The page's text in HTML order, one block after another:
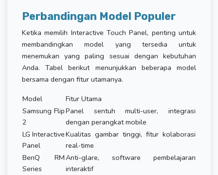
Perbandingan Model Populer
Ketika memilih Interactive Touch Panel, penting untuk
membandingkan model yang tersedia untuk
menemukan yang paling sesuai dengan kebutuhan
Anda. Tabel berikut menunjukkan beberapa model
bersama dengan fitur utamanya.
Model
Fitur Utama
Samsung Flip
2
Panel sentuh multi-user, integrasi
dengan perangkat mobile
LG Interactive
Panel
Kualitas gambar tinggi, fitur kolaborasi
real-time
BenQ RM
Series
Anti-glare, software pembelajaran
interaktif